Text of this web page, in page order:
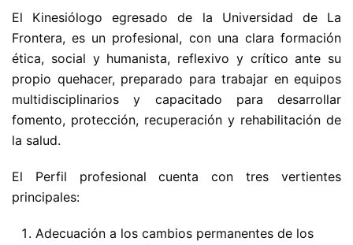
El Kinesiólogo egresado de la Universidad de La
Frontera, es un profesional, con una clara formación
ética, social y humanista, reflexivo y crítico ante su
propio quehacer, preparado para trabajar en equipos
multidisciplinarios y capacitado para desarrollar
fomento, protección, recuperación y rehabilitación de
la salud.
El Perfil profesional cuenta con tres vertientes
principales:
Adecuación a los cambios permanentes de los